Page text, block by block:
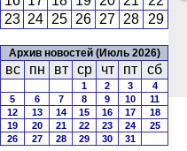
23 24 25 26 27 28 29
Архив новостей (Июль 2026)
вс пн вт ср чт пт сб
1 2 3
4
5
6 7 8 9 10
11
12
13 14 15 16 17
18
19
20 21 22 23 24
25
26
27 28 29 30 31